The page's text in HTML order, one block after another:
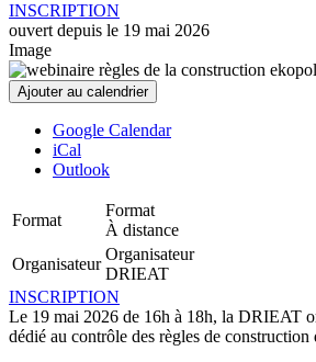
INSCRIPTION
ouvert depuis le 19 mai 2026
Image
Ajouter au calendrier
Google Calendar
iCal
Outlook
Format
Format
À distance
Organisateur
Organisateur
DRIEAT
INSCRIPTION
Le 19 mai 2026 de 16h à 18h, la DRIEAT
dédié au contrôle des règles de construction